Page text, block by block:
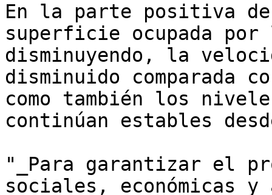
En la parte positiva
superficie ocupada por
disminuyendo, la
disminuido comparada
como también los
continúan estables
"_Para garantizar el
sociales, económicas y